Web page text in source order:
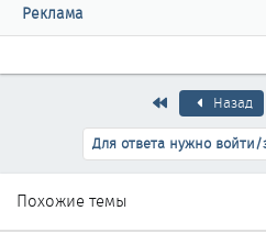
Реклама
ПервыйНазад
Для ответа нужно войти/
Похожие темы